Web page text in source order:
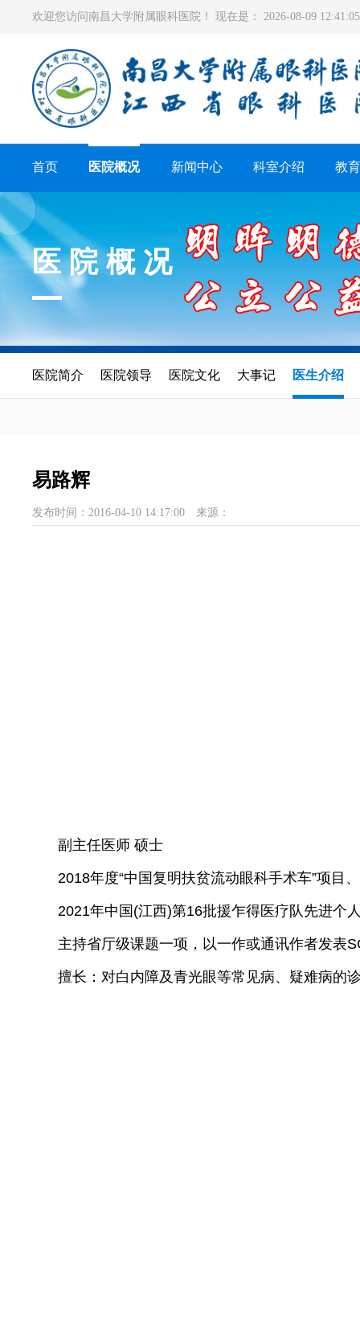
欢迎您访问南昌大学附属眼科医院！ 现在是： 2026-08-09
首页 医院概况 新闻中心 科室介绍 教
医院概况
医院简介 医院领导 医院文化 大事记 医生介绍
易路辉
发布时间：2016-04-10 14:17:00 来源：
副主任医师 硕士
2018年度“中国复明扶贫流动眼科手术车”项目
2021年中国(江西)第16批援乍得医
主持省厅级课题一项，以一作或通讯
擅长：对白内障及青光眼等常见病、疑难病的